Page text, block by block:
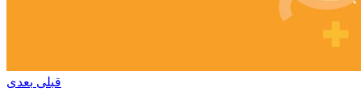
قبلی بعدی